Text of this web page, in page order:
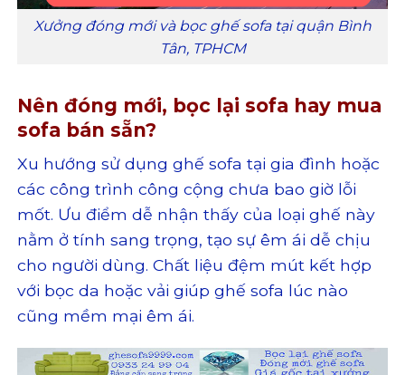
Xưởng đóng mới và bọc ghế sofa tại quận Bình
Tân, TPHCM
Nên đóng mới, bọc lại sofa hay mua
sofa bán sẵn?
Xu hướng sử dụng ghế sofa tại gia đình hoặc
các công trình công cộng chưa bao giờ lỗi
mốt. Ưu điểm dễ nhận thấy của loại ghế này
nằm ở tính sang trọng, tạo sự êm ái dễ chịu
cho người dùng. Chất liệu đệm mút kết hợp
với bọc da hoặc vải giúp ghế sofa lúc nào
cũng mềm mại êm ái.